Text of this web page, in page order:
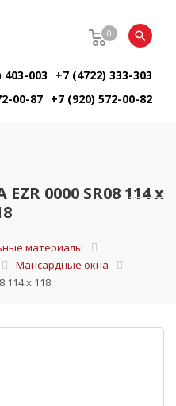
0
403-003
+7 (4722) 333-303
00-87 +7 (920) 572-00-82
0000 SR08 114 х
материалы
Мансардные окна
114 х 118